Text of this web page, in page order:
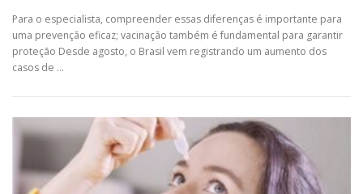
Para o especialista, compreender essas diferenças é importante para
uma prevenção eficaz; vacinação também é fundamental para garantir
proteção Desde agosto, o Brasil vem registrando um aumento dos
casos de …